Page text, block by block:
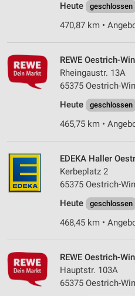
Heute
geschlossen
470,87 km •
REWE Oestrich-
Rheingaustr. 13A
65375 Oestrich-
Heute
geschlossen
465,75 km •
EDEKA Haller
Kerbeplatz 2
65375 Oestrich-
Heute
geschlossen
468,45 km •
REWE Oestrich-
Hauptstr. 103A
65375 Oestrich-